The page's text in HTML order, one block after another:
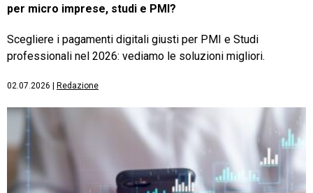
per micro imprese, studi e PMI?
Scegliere i pagamenti digitali giusti per PMI e Studi
professionali nel 2026: vediamo le soluzioni migliori.
02.07.2026 Redazione